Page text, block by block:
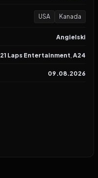
USA Kanada
Angielski
21 Laps Entertainment, A24
09.08.2026